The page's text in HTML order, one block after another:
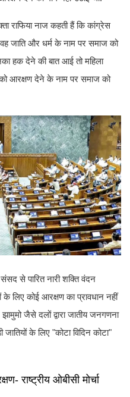
राफिया नाज कहती हैं कि कांग्रेस
जाति और धर्म के नाम पर समाज को
हक देने की बात आई तो महिला
आरक्षण देने के नाम पर समाज को
से पारित नारी शक्ति वंदन
लिए कोई आरक्षण का प्रावधान नहीं
जैसे दलों द्वारा जातीय जनगणना
के लिए "कोटा विदिन कोटा"
राष्ट्रीय ओबीसी मोर्चा